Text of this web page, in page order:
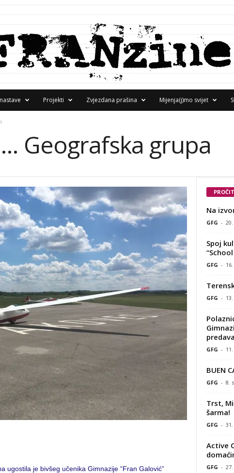
Projekti Zvjezdana prašina Mijenja(j)mo svijet
Geografska grupa
ugostila je bivšeg učenika Gimnazije “Fran Galović”
Na
GFG -
Spoj
GFG -
GFG -
GFG -
BUEN
GFG - 8.
Trst,
šarma!
GFG -
Active
GFG -